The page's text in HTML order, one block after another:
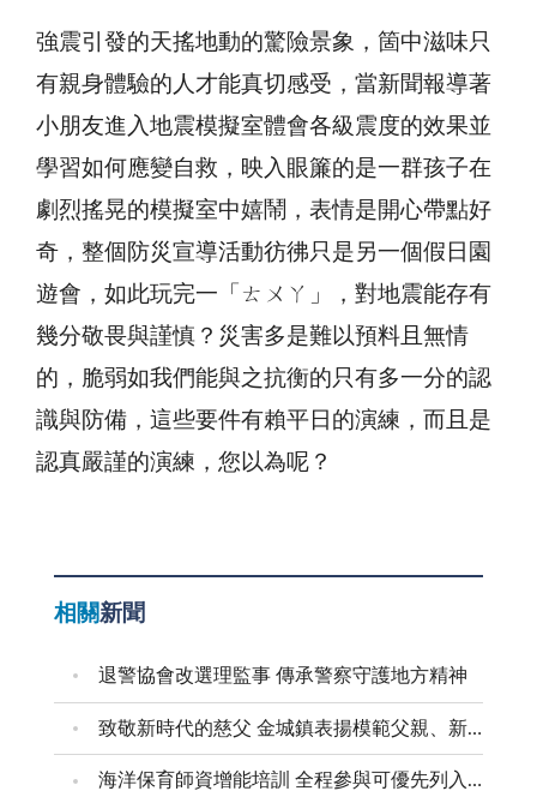
強震引發的天搖地動的驚險景象，箇中滋味只
有親身體驗的人才能真切感受，當新聞報導著
小朋友進入地震模擬室體會各級震度的效果並
學習如何應變自救，映入眼簾的是一群孩子在
劇烈搖晃的模擬室中嬉鬧，表情是開心帶點好
奇，整個防災宣導活動彷彿只是另一個假日園
遊會，如此玩完一「ㄊㄨㄚ」，對地震能存有
幾分敬畏與謹慎？災害多是難以預料且無情
的，脆弱如我們能與之抗衡的只有多一分的認
識與防備，這些要件有賴平日的演練，而且是
認真嚴謹的演練，您以為呢？
相關新聞
退警協會改選理監事 傳承警察守護地方精神
致敬新時代的慈父 金城鎮表揚模範父親、新好爸爸
海洋保育師資增能培訓 全程參與可優先列入到校宣導講師